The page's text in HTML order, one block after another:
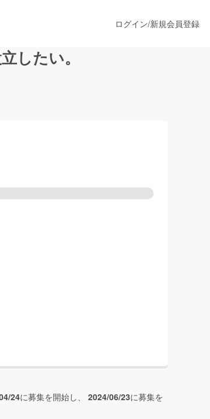
ログイン/新規会員登録
したい。
24に募集を開始し、 2024/06/23に募集を